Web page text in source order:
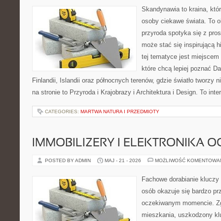
Skandynawia to kraina,
osoby ciekawe świata. To
przyroda spotyka się z
może stać się inspirującą
tej tematyce jest miejscem
które chcą lepiej poznać
Finlandii, Islandii oraz północnych terenów, gdzie światło tworzy
na stronie to Przyroda i Krajobrazy i Architektura i Design. To
CATEGORIES: MARTWA NATURA I PRZEDMIOTY
IMMOBILIZERY I ELEKTRONIKA
POSTED BY ADMIN MAJ - 21 - 2026 MOŻLIWOŚĆ
Fachowe dorabianie
osób okazuje się bardzo
oczekiwanym momencie.
mieszkania, uszkodzony